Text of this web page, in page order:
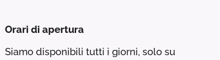
Orari di apertura
Siamo disponibili tutti i giorni, solo su